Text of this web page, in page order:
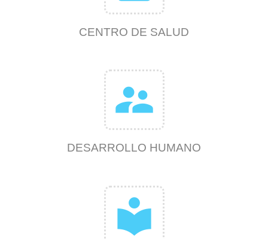
CENTRO DE SALUD
supervisor_account
DESARROLLO HUMANO
local_library